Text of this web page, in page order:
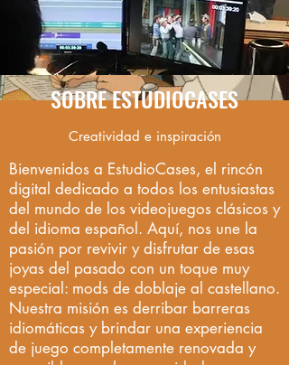
SOBRE ESTUDIOCASES
Creatividad e inspiración
Bienvenidos a EstudioCases, el rincón
digital dedicado a todos los entusiastas
del mundo de los videojuegos clásicos y
del idioma español. Aquí, nos une la
pasión por revivir y disfrutar de esas
joyas del pasado con un toque muy
especial: mods de doblaje al castellano.
Nuestra misión es derribar barreras
idiomáticas y brindar una experiencia
de juego completamente renovada y